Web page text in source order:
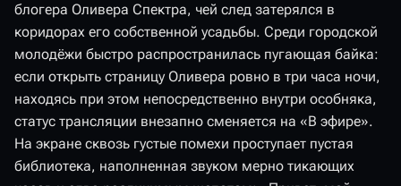
блогера Оливера Спектра, чей след затерялся в
коридорах его собственной усадьбы. Среди городской
молодёжи быстро распространилась пугающая байка:
если открыть страницу Оливера ровно в три часа ночи,
находясь при этом непосредственно внутри особняка,
статус трансляции внезапно сменяется на «В эфире».
На экране сквозь густые помехи проступает пустая
библиотека, наполненная звуком мерно тикающих